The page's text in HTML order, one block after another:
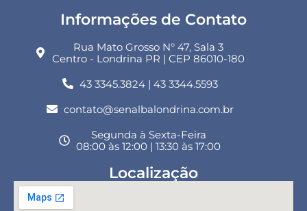
Informações de Contato
Rua Mato Grosso N° 47, Sala 3
Centro - Londrina PR | CEP 86010-180
43 3345.3824 | 43 3344.5593
contato@senalbalondrina.com.br
Segunda à Sexta-Feira
08:00 às 12:00 | 13:30 às 17:00
Localização